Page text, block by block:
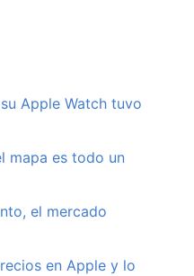
Apple Watch tuvo
mapa es todo un
el mercado
en Apple y lo